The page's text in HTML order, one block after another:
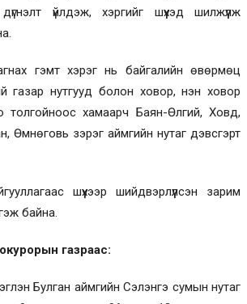
үйлдэж, хэргийг шүүхэд шилжүүлж
гэмт хэрэг нь байгалийн өвөрмөц
газар нутгууд болон ховор, нэн ховор
толгойноос хамаарч Баян-Өлгий, Ховд,
Өмнөговь зэрэг аймгийн нутаг дэвсгэрт
шүүхээр шийдвэрлүүлсэн зарим
байна.
газраас:
Булган аймгийн Сэлэнгэ сумын нутаг